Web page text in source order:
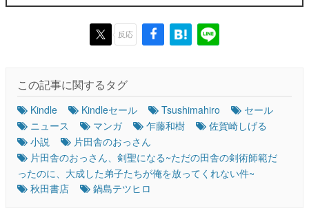
反応
この記事に関するタグ
Kindle Kindleセール Tsushimahiro
セール
ニュース
マンガ 乍藤和樹
佐賀崎しげる
小説
片田舎のおっさん
片田舎のおっさん、剣聖になる~ただの田舎の剣術師範だ
ったのに、大成した弟子たちが俺を放ってくれない件~
秋田書店
鍋島テツヒロ